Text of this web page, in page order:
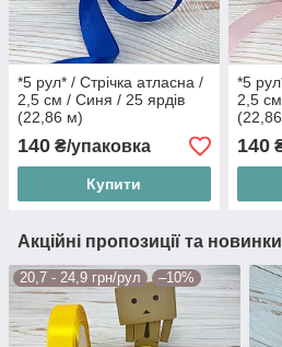
*5 рул* / Стрічка атласна /
2,5 см / Синя / 25 ярдів
(22,86 м)
140 ₴/упаковка
Купити
*5
2,5
140
Акційні пропозиції та новинки
20,7 - 24,9 грн/рул –10%